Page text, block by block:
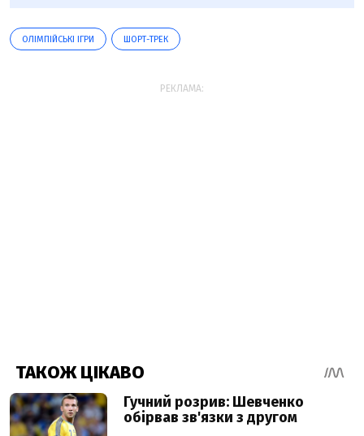
ОЛІМПІЙСЬКІ ІГРИ ШОРТ-ТРЕК
РЕКЛАМА: